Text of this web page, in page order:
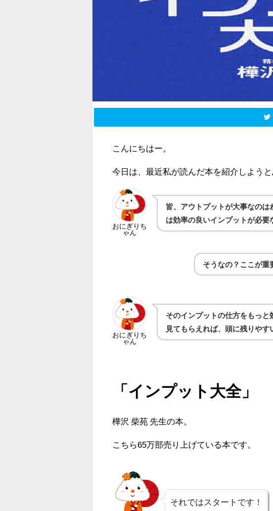
こんにちはー。
今日は、最近私が読んだ本を紹介しようと
おにぎりち
ゃん
皆、アウトプットが大事なの
は効率の良いインプットが必要
そうなの？ここが重
おにぎりち
ゃん
そのインプットの仕方をもっ
見てもらえれば、頭に残りやす
「インプット大全」
樺沢 柴苑 先生の本。
こちら65万部売り上げている本です。
それではスタートです！